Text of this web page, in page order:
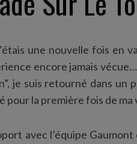
une nouvelle fois en
encore jamais
je suis retourné dans un
pour la première fois de
avec l’équipe